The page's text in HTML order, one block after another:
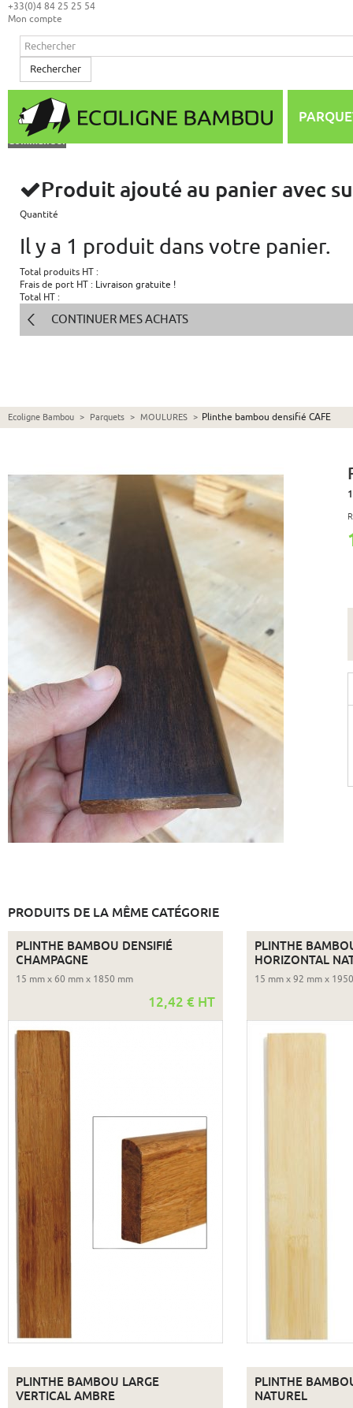
+33(0)4 84 25 25 54
Mon compte
Rechercher
Mon panier
Aucun produit
0,00 € Total
Commander
Produit ajouté au panier avec
Quantité
Il y a 1 produit dans votre panier.
Total produits HT :
Frais de port HT : Livraison gratuite !
Total HT :
CONTINUER MES ACHATS
Ecoligne Bambou > Parquets > MOULURES > Plinthe bambou densifié CAFE
PRODUITS DE LA MÊME CATÉGORIE
PLINTHE BAMBOU DENSIFIÉ
CHAMPAGNE
15 mm x 60 mm x 1850 mm
12,42 € HT
PLINTHE
HORIZONTAL
15 mm x 92 mm x
PLINTHE BAMBOU LARGE
VERTICAL AMBRE
PLINTHE
NATUREL